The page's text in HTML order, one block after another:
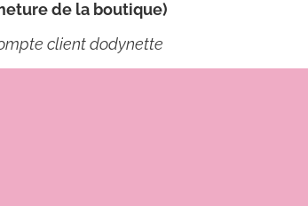
de la boutique)
client dodynette